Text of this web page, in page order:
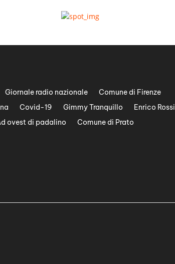
Giornale radio nazionale
Comune di Firenze
Covid-19 Gimmy Tranquillo
Enrico Rossi
ovest di padalino
Comune di Prato